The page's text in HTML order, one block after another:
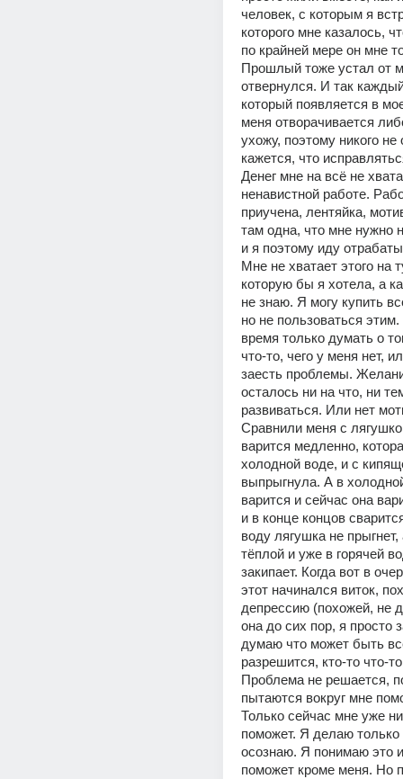
человек, с которым я
которого мне казалось,
по крайней мере он мне
Прошлый тоже устал от
отвернулся. И так
который появляется в
меня отворачивается
ухожу, поэтому никого
кажется, что
Денег мне на всё не
ненавистной работе.
приучена, лентяйка,
там одна, что мне нужно
и я поэтому иду
Мне не хватает этого на
которую бы я хотела, а
не знаю. Я могу купить
но не пользоваться
время только думать о
что-то, чего у меня нет,
заесть проблемы.
осталось ни на что, ни
развиваться. Или нет
Сравнили меня с
варится медленно,
холодной воде, и с
выпрыгнула. А в
варится и сейчас она
и в конце концов
воду лягушка не
тёплой и уже в горячей
закипает. Когда вот в
этот начинался виток,
депрессию (похожей, не
она до сих пор, я просто
думаю что может быть
разрешится, кто-то что-
Проблема не решается,
пытаются вокруг мне
Только сейчас мне уже
поможет. Я делаю только
осознаю. Я понимаю это
поможет кроме меня. Но